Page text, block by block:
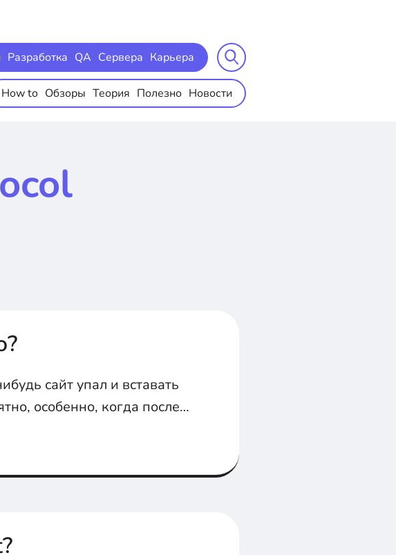
Разработка QA Сервера Карьера
How to Обзоры Теория Полезно Новости
сайт упал и вставать
особенно, когда после